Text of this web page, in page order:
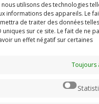
utilisons des technologies
informations des appareils. Le
de traiter des données
sur ce site. Le fait de ne
un effet négatif sur certaines
Toujours
de
est
DERNIERS
en